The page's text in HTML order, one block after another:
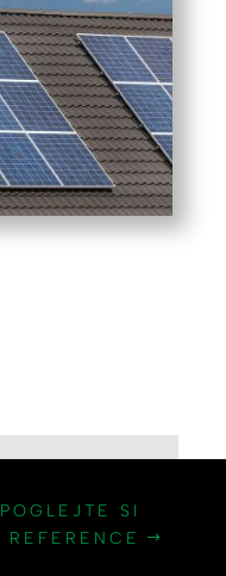
POGLEJTE SI
REFERENCE